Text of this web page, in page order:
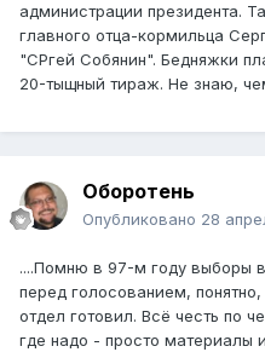
администрации президента.
главного отца-кормильца
"СРгей Собянин". Бедняжки
20-тыщный тираж. Не знаю,
Оборотень
Опубликовано 28
....Помню в 97-м году выборы
перед голосованием,
отдел готовил. Всё честь по
где надо - просто материалы